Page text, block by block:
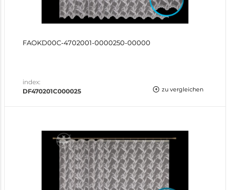
FAOKD00C-4702001-0000250-00000
index:
DF470201C000025
zu vergleichen